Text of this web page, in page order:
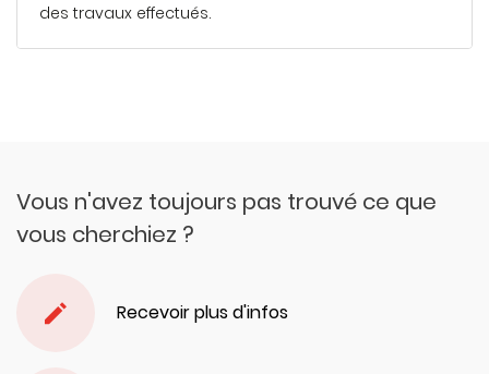
des travaux effectués.
Vous n'avez toujours pas trouvé ce que
vous cherchiez ?
Recevoir plus d'infos